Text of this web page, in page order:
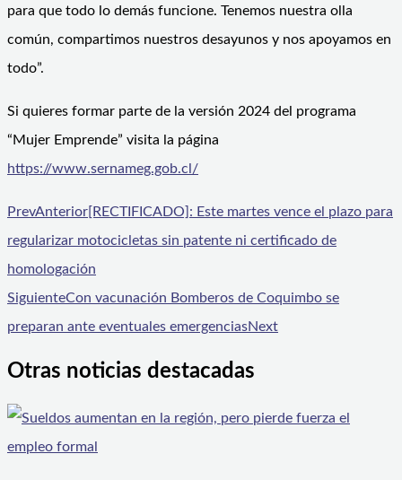
para que todo lo demás funcione. Tenemos nuestra olla
común, compartimos nuestros desayunos y nos apoyamos en
todo”.
Si quieres formar parte de la versión 2024 del programa
“Mujer Emprende” visita la página
https://www.sernameg.gob.cl/
PrevAnterior[RECTIFICADO]: Este martes vence el plazo para
regularizar motocicletas sin patente ni certificado de
homologación
SiguienteCon vacunación Bomberos de Coquimbo se
preparan ante eventuales emergenciasNext
Otras noticias destacadas